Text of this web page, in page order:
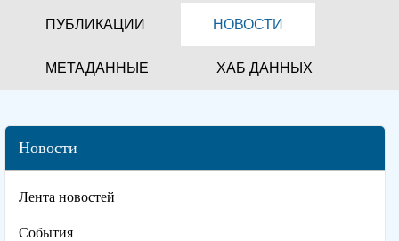
ПУБЛИКАЦИИ НОВОСТИ
МЕТАДАННЫЕ ХАБ ДАННЫХ
Новости
Лента новостей
События